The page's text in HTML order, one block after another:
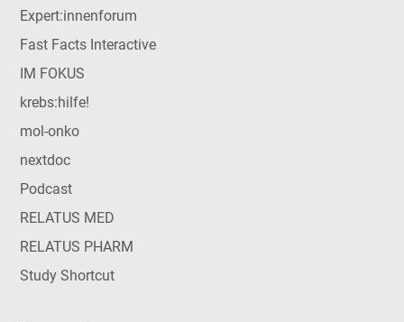
Expert:innenforum
Fast Facts Interactive
IM FOKUS
krebs:hilfe!
mol-onko
nextdoc
Podcast
RELATUS MED
RELATUS PHARM
Study Shortcut